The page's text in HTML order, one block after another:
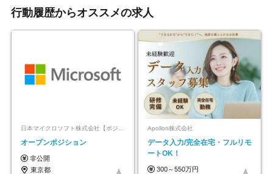
行動履歴からオススメの求人
オープンポジション
非公開
東京都
Apollon株式会社
データ入力/完全在宅・フルリモ
ートOK！
300～550万円